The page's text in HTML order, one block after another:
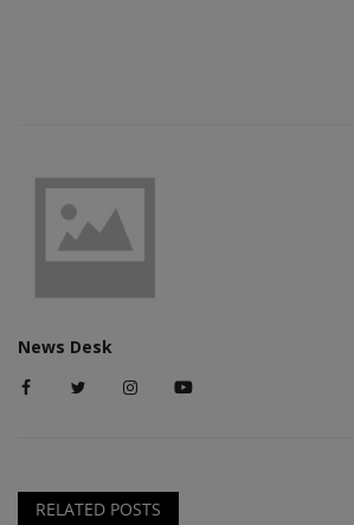
News Desk
RELATED POSTS